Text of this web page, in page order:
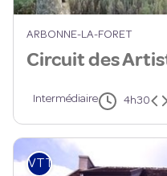
ARBONNE-LA-FORET
Circuit des
Intermédiaire 4h30
VTT